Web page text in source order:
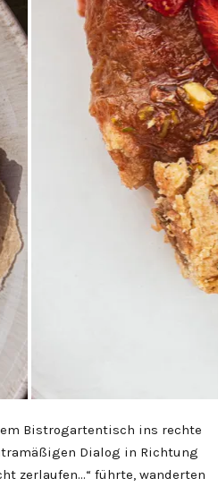
Bistrogartentisch ins rechte
Dialog in Richtung
zerlaufen…“ führte, wanderten